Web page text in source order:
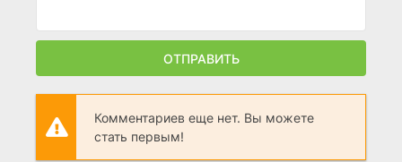
ОТПРАВИТЬ
Комментариев еще нет. Вы можете
стать первым!